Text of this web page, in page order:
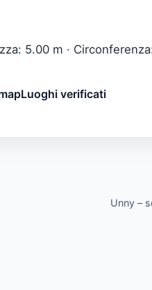
5.00 m ·
Luoghi verificati
Unny –